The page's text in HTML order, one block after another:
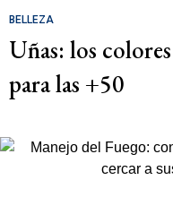
BELLEZA
Uñas: los
para las +50